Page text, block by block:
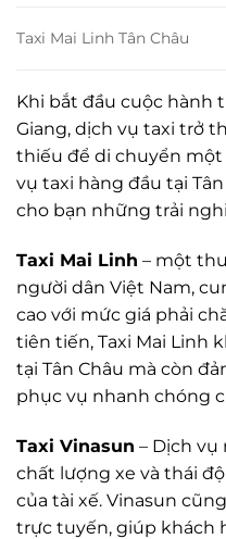
Taxi Mai Linh Tân Châu
Khi bắt đầu cuộc hành
Giang, dịch vụ taxi trở
thiếu để di chuyển một
vụ taxi hàng đầu tại
cho bạn những trải
Taxi Mai Linh – một
người dân Việt Nam,
cao với mức giá phải
tiên tiến, Taxi Mai Linh
tại Tân Châu mà còn
phục vụ nhanh chóng
Taxi Vinasun – Dịch vụ
chất lượng xe và thái
của tài xế. Vinasun
trực tuyến, giúp khách